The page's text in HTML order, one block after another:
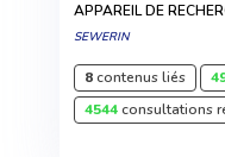
APPAREIL DE
SEWERIN
8contenus liés
4544consultations